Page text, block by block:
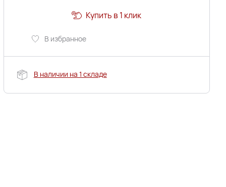
В избранное
Купить в 1 клик
В наличии на 1 складе